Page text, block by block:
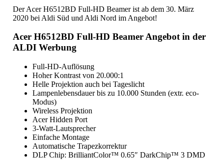
Der Acer H6512BD Full-HD Beamer ist ab dem 30. März
2020 bei Aldi Süd und Aldi Nord im Angebot!
Acer H6512BD Full-HD Beamer Angebot in der
ALDI Werbung
Full-HD-Auflösung
Hoher Kontrast von 20.000:1
Helle Projektion auch bei Tageslicht
Lampenlebensdauer bis zu 10.000 Stunden (extr. eco-
Modus)
Wireless Projektion
Acer Hidden Port
3-Watt-Lautsprecher
Einfache Montage
Automatische Trapezkorrektur
DLP Chip: BrilliantColor™ 0.65″ DarkChip™ 3 DMD